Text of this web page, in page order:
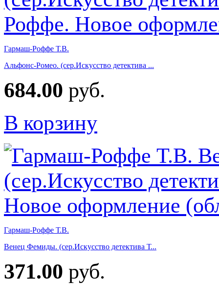
Гармаш-Роффе Т.В.
Альфонс-Ромео. (сер.Искусство детектива ...
684.00 руб.
В корзину
Гармаш-Роффе Т.В.
Венец Фемиды. (сер.Искусство детектива Т...
371.00 руб.